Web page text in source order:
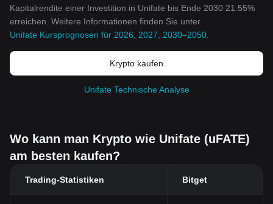
Kapitalrendite einer Investition in Unifate bis Ende 2030 21.55%
erreichen. Weitere Informationen finden Sie unter
Unifate Kursprognosen für 2026, 2027, 2030–2050
Krypto kaufen
Unifate Technische Analyse
Wo kann man Krypto wie Unifate (uFATE)
am besten kaufen?
Trading-Statistiken Bitget